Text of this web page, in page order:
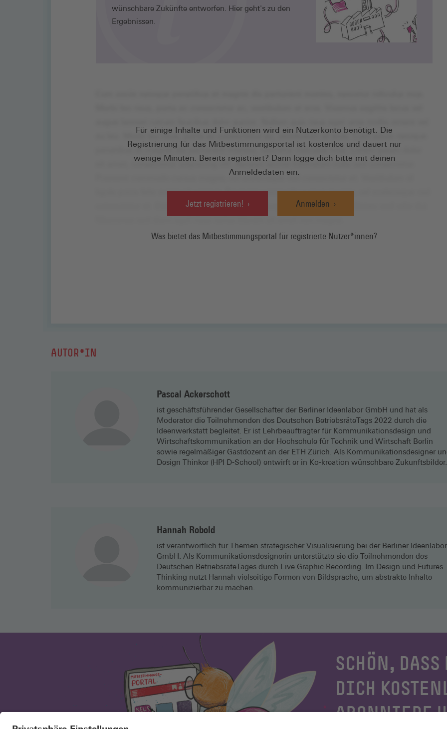
wünschbare Zukünfte entworfen. Hier geht's zu den
Ergebnissen.
Für einige Inhalte und Funktionen wird ein Nutzerkonto benötigt. Die
Registrierung für das Mitbestimmungsportal ist kostenlos und dauert nur
wenige Minuten. Bereits registriert? Dann logge dich bitte mit deinen
Anmeldedaten ein.
Jetzt registrieren! Anmelden
Was bietet das Mitbestimmungsportal für registrierte Nutzer*innen?
AUTOR*IN
Pascal Ackerschott
ist geschäftsführender Gesellschafter der Berliner Ideenlabor GmbH und hat als
Moderator die Teilnehmenden des Deutschen BetriebsräteTags 2022 durch die
Ideenwerkstatt begleitet. Er ist Lehrbeauftragter für Kommunikationsdesign und
Wirtschaftskommunikation an der Hochschule für Technik und Wirtschaft Berlin
sowie regelmäßiger Gastdozent an der ETH Zürich. Als Kommunikationsdesigner
Design Thinker (HPI D-School) entwirft er in Ko-kreation wünschbare Zukunftsbilder.
Hannah Robold
ist verantwortlich für Themen strategischer Visualisierung bei der Berliner Ideenlabor
GmbH. Als Kommunikationsdesignerin unterstützte sie die Teilnehmenden des
Deutschen BetriebsräteTages durch Live Graphic Recording. Im Design und Futures
Thinking nutzt Hannah vielseitige Formen von Bildsprache, um abstrakte Inhalte
kommunizierbar zu machen.
SCHÖN,
DICH
ABONNIERE